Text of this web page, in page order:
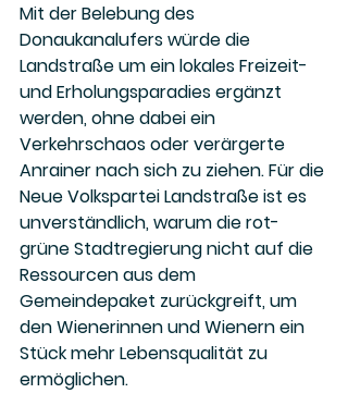
Mit der Belebung des
Donaukanalufers würde die
Landstraße um ein lokales Freizeit-
und Erholungsparadies ergänzt
werden, ohne dabei ein
Verkehrschaos oder verärgerte
Anrainer nach sich zu ziehen. Für die
Neue Volkspartei Landstraße ist es
unverständlich, warum die rot-
grüne Stadtregierung nicht auf die
Ressourcen aus dem
Gemeindepaket zurückgreift, um
den Wienerinnen und Wienern ein
Stück mehr Lebensqualität zu
ermöglichen.